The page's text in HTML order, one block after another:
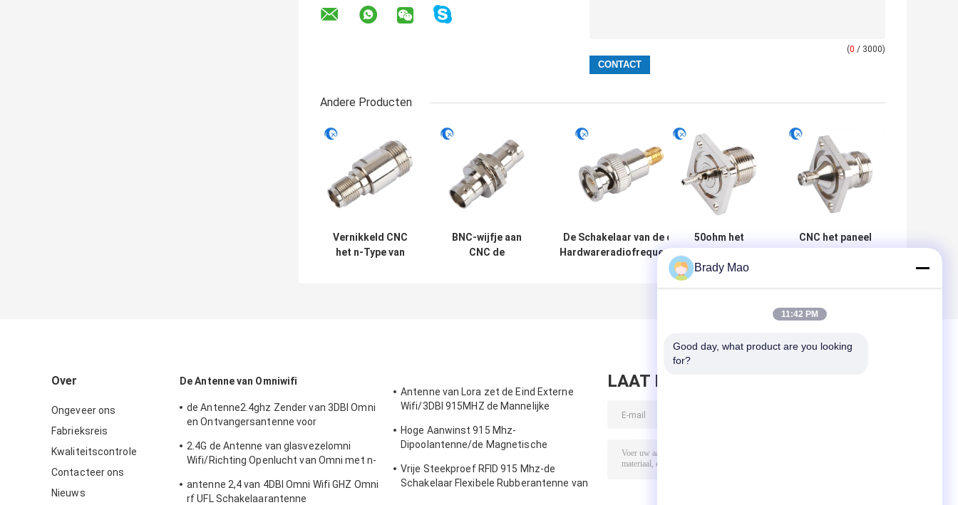
(0 / 3000)
Andere Producten
Vernikkeld CNC
het n-Type van
BNC-wijfje aan
CNC de
De Schakelaar van de de
Hardwareradiofrequentie
van de microgolf500v
50ohm het
Type vrouwelijke
schakelaarcnc
CNC het paneel
Schakelaardelen
vrouwelijke
Over
Ongeveer ons
Fabrieksreis
Kwaliteitscontrole
Contacteer ons
Nieuws
De Antenne van Omniwifi
de Antenne2.4ghz Zender van 3DBI Omni
en Ontvangersantenne voor
2.4G de Antenne van glasvezelomni
Wifi/Richting Openlucht van Omni met n-
antenne 2,4 van 4DBI Omni Wifi GHZ Omni
rf UFL Schakelaarantenne
Antenne van Lora zet de Eind Externe
Wifi/3DBI 915MHZ de Mannelijke
Hoge Aanwinst 915 Mhz-
Dipoolantenne/de Magnetische
Vrije Steekproef RFID 915 Mhz-de
Schakelaar Flexibele Rubberantenne van
LAAT BERICHT ACHTER
Brady Mao
11:42 PM
Good day, what product are you looking
for?